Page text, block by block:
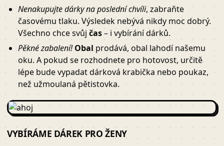
Nenakupujte dárky na poslední chvíli, zabraňte
časovému tlaku. Výsledek nebývá nikdy moc dobrý.
Všechno chce svůjčas– i vybírání dárků.
Pěkné zabalení! Obalprodává, obal lahodí našemu
oku. A pokud se rozhodnete pro hotovost, určitě
lépe bude vypadat dárková krabička nebo poukaz,
než užmoulaná pětistovka.
VYBÍRÁME DÁREK PRO ŽENY